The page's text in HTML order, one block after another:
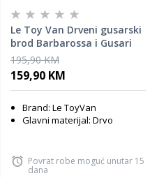
Le Toy Van Drveni gusarski
brod Barbarossa i Gusari
195,90 KM
159,90 KM
Brand: Le ToyVan
Glavni materijal: Drvo
Povrat robe moguć unutar 15
dana